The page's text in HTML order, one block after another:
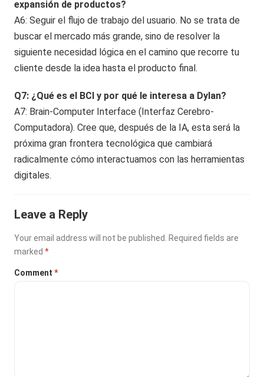
expansión de productos?
A6: Seguir el flujo de trabajo del usuario. No se trata de
buscar el mercado más grande, sino de resolver la
siguiente necesidad lógica en el camino que recorre tu
cliente desde la idea hasta el producto final.
Q7: ¿Qué es el BCI y por qué le interesa a Dylan?
A7: Brain-Computer Interface (Interfaz Cerebro-
Computadora). Cree que, después de la IA, esta será la
próxima gran frontera tecnológica que cambiará
radicalmente cómo interactuamos con las herramientas
digitales.
Leave a Reply
Your email address will not be published.
Required fields are
marked*
Comment*